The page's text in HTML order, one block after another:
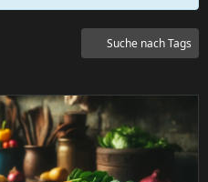
Suche nach Tags